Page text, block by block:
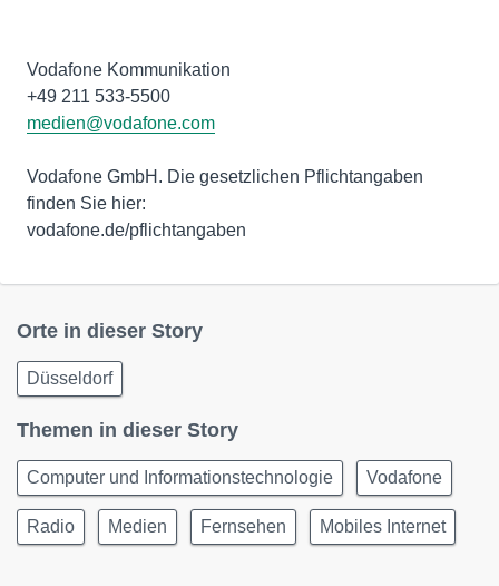
Vodafone Kommunikation
medien@vodafone.com
Vodafone GmbH. Die gesetzlichen Pflichtangaben
finden Sie hier:
vodafone.de/pflichtangaben
Orte in dieser Story
Düsseldorf
Themen in dieser Story
Computer und Informationstechnologie Vodafone
Radio Medien Fernsehen Mobiles Internet